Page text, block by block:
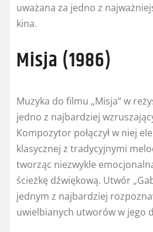
uważana za jedno z
kina.
Misja (1986)
Muzyka do filmu „Misja” w
jedno z najbardziej
Kompozytor połączył w niej
klasycznej z tradycyjnymi
tworząc niezwykle
ścieżkę dźwiękową. Utwór
jednym z najbardziej
uwielbianych utworów w jego